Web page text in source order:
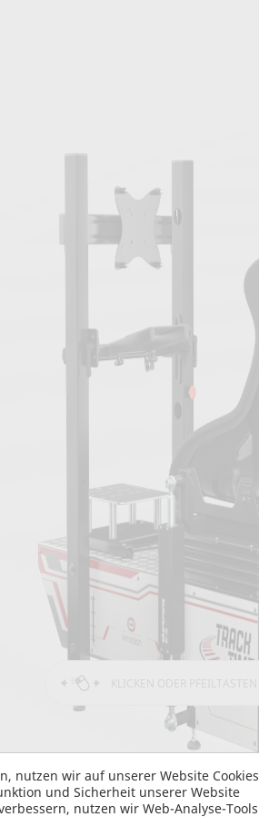
nutzen wir auf unserer Website
und Sicherheit unserer Website
nutzen wir Web-Analyse-